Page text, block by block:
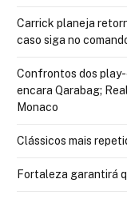
Carrick planeja
caso siga no
Confrontos dos
encara Qarabag;
Monaco
Clássicos mais
Fortaleza garantirá